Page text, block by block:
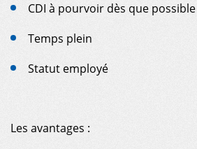
CDI à pourvoir dès que possible
Temps plein
Statut employé
Les avantages :